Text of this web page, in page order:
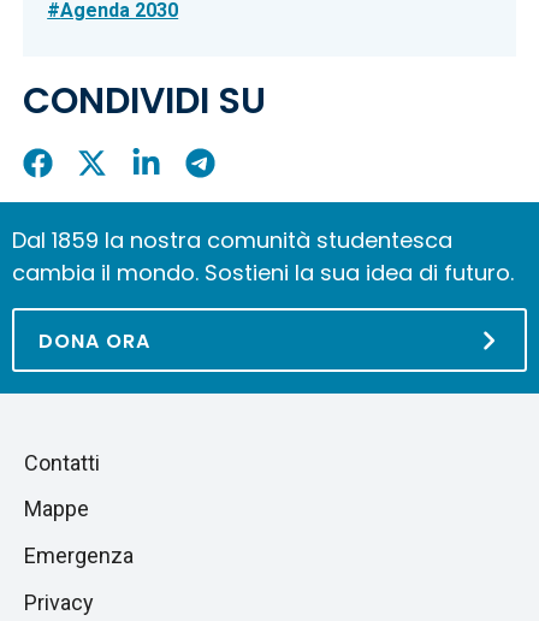
Agenda 2030
CONDIVIDI SU
CondividiCondividiCondividiCondividi
Dal 1859 la nostra comunità studentesca
cambia il mondo. Sostieni la sua idea di futuro.
DONA ORA
Salta
sezione
Piè
di
pagina
Contatti
Mappe
Emergenza
Privacy